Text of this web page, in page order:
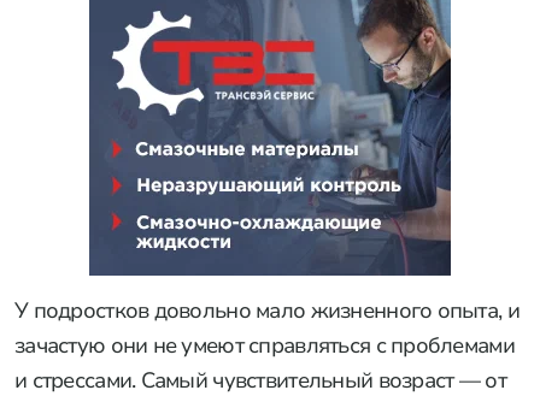
У подростков довольно мало жизненного опыта, и
зачастую они не умеют справляться с проблемами
и стрессами. Самый чувствительный возраст — от